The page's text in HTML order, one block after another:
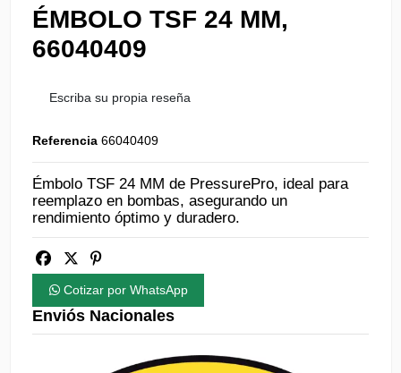
ÉMBOLO TSF 24 MM,
66040409
Escriba su propia reseña
Referencia 66040409
Émbolo TSF 24 MM de PressurePro, ideal para
reemplazo en bombas, asegurando un
rendimiento óptimo y duradero.
Cotizar por WhatsApp
Enviós Nacionales